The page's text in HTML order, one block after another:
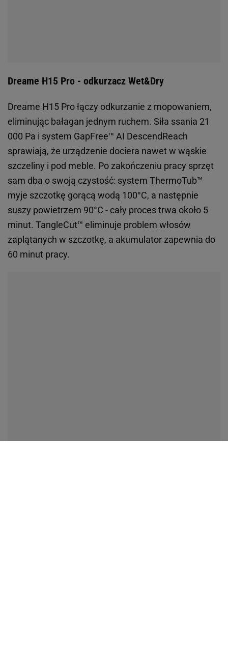
Dreame H15 Pro - odkurzacz Wet&Dry
Dreame H15 Pro łączy odkurzanie z mopowaniem,
eliminując bałagan jednym ruchem. Siła ssania 21
000 Pa i system GapFree™ AI DescendReach
sprawiają, że urządzenie dociera nawet w wąskie
szczeliny i pod meble. Po zakończeniu pracy sprzęt
sam dba o swoją czystość: system ThermoTub™
myje szczotkę gorącą wodą 100°C, a następnie
suszy powietrzem 90°C - cały proces trwa około 5
minut. TangleCut™ eliminuje problem włosów
zaplątanych w szczotkę, a akumulator zapewnia do
60 minut pracy.